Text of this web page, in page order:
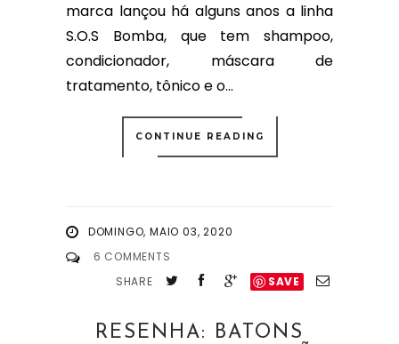
marca lançou há alguns anos a linha
S.O.S Bomba, que tem shampoo,
condicionador, máscara de
tratamento, tônico e o...
CONTINUE READING
DOMINGO, MAIO 03, 2020
6 COMMENTS
SHARE
SAVE
RESENHA: BATONS